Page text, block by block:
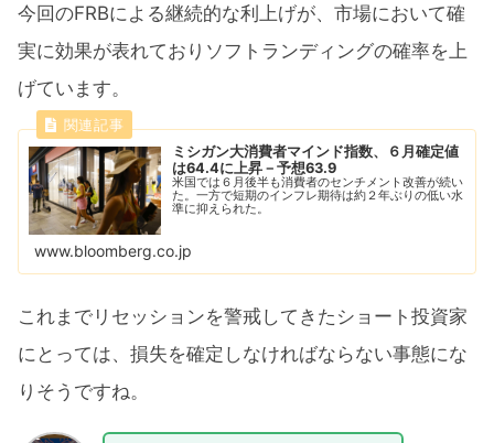
今回のFRBによる継続的な利上げが、市場において確
実に効果が表れておりソフトランディングの確率を上
げています。
ミシガン大消費者マインド指数、６月確定値
は64.4に上昇－予想63.9
米国では６月後半も消費者のセンチメント改善が続い
た。一方で短期のインフレ期待は約２年ぶりの低い水
準に抑えられた。
www.bloomberg.co.jp
これまでリセッションを警戒してきたショート投資家
にとっては、損失を確定しなければならない事態にな
りそうですね。